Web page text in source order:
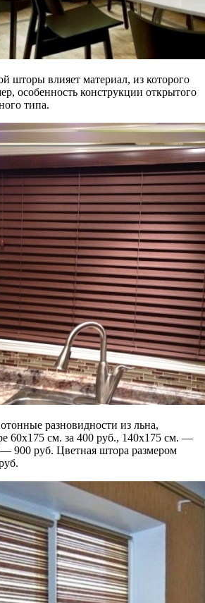
шторы влияет материал, из которого
особенность конструкции открытого
типа.
разновидности из льна,
60х175 см. за 400 руб., 140х175 см. —
900 руб. Цветная штора размером